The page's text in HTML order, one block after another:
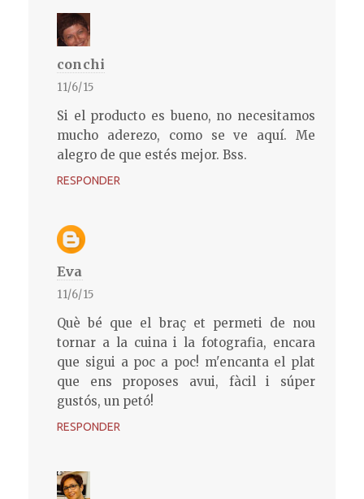
conchi
11/6/15
Si el producto es bueno, no necesitamos
mucho aderezo, como se ve aquí. Me
alegro de que estés mejor. Bss.
RESPONDER
Eva
11/6/15
Què bé que el braç et permeti de nou
tornar a la cuina i la fotografia, encara
que sigui a poc a poc! m'encanta el plat
que ens proposes avui, fàcil i súper
gustós, un petó!
RESPONDER